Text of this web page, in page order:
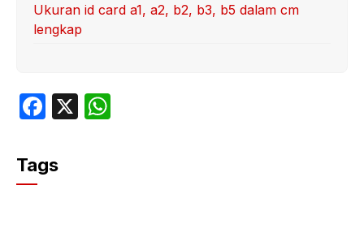
Ukuran id card a1, a2, b2, b3, b5 dalam cm
lengkap
F
c
e
X
Tags